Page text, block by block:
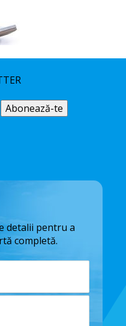
detalii pentru a
completă.